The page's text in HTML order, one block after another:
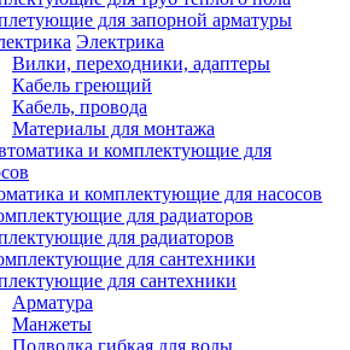
для запорной арматуры
Электрика
Вилки, переходники, адаптеры
Кабель греющий
Кабель, провода
Материалы для монтажа
и комплектующие для насосов
для радиаторов
для сантехники
Арматура
Манжеты
Подводка гибкая для воды